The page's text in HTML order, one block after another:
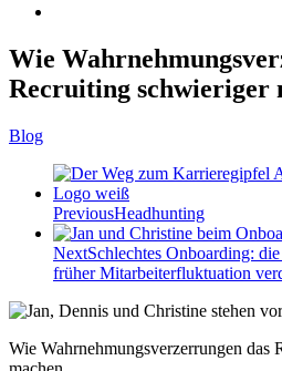
Wie
Recruiting schwieriger
Blog
PreviousHeadhunting
NextSchlechtes Onboarding:
früher Mitarbeiterfluktuation
Wie Wahrnehmungsverzerrungen das